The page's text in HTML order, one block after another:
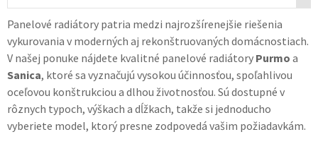
Panelové radiátory patria medzi najrozšírenejšie riešenia
vykurovania v moderných aj rekonštruovaných domácnostiach.
V našej ponuke nájdete kvalitné panelové radiátory Purmo a
Sanica, ktoré sa vyznačujú vysokou účinnosťou, spoľahlivou
oceľovou konštrukciou a dlhou životnosťou. Sú dostupné v
rôznych typoch, výškach a dĺžkach, takže si jednoducho
vyberiete model, ktorý presne zodpovedá vašim požiadavkám.